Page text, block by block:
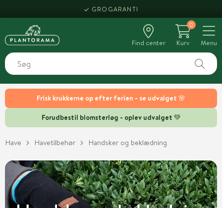
Frisk krukkerne op efter ferien - se udvalget 🌸
Forudbestil blomsterløg - oplev udvalget 💚
HENT SAMME DAG
Find center
0
Kurv
Menu
Have Havetilbehør Handsker og beklædning